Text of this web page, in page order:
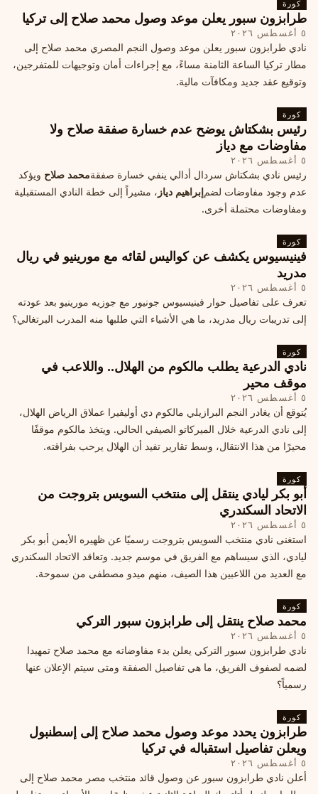
كورة
طرابزون سبور يعلن موعد وصول محمد صلاح إلى تركيا
٥ أغسطس ٢٠٢٦
نادي طرابزون سبور يعلن موعد وصول النجم المصري محمد صلاح إلى
مطار تركيا الساعة الثامنة مساءً، مع إجراءات أمان وتوجيهات للمتفرجين،
وتوقيع عقد جديد ومكافآت مالية.
كورة
رئيس بشكتاش يوضح عدم خسارة صفقة صلاح ولا
مفاوضات مع دياز
٥ أغسطس ٢٠٢٦
رئيس نادي بشكتاش سردال أدالي ينفي خسارة صفقةمحمد صلاح ويؤكد
عدم وجود مفاوضات لضمإبراهيم دياز ، مشيراً إلى خطة النادي المستقبلية
ومفاوضات محتملة أخرى.
كورة
فينيسيوس يكشف عن كواليس لقائه مع مورينيو في ريال
مدريد
٥ أغسطس ٢٠٢٦
تعرف على تفاصيل حوار فينيسيوس جونيور مع جوزيه مورينيو بعد عودته
إلى تدريبات ريال مدريد، ما هي الأشياء التي طلبها منه المدرب البرتغالي؟
كورة
نادي الدرعية يطلب مالكوم من الهلال.. واللاعب في
موقف محير
٥ أغسطس ٢٠٢٦
يُتوقع أن يغادر النجم البرازيلي مالكوم دي أوليفيرا عملاق الرياض الهلال،
إلى نادي الدرعية خلال الميركاتو الصيفي الحالي. ويتخذ مالكوم موقفًا
محيرًا من هذا الانتقال، وسط تقارير تفيد أن الهلال يرحب بفراقته.
كورة
أبو بكر ليادي ينتقل إلى منتخب السويس بتروجت من
الاتحاد السكندري
٥ أغسطس ٢٠٢٦
استغنى نادي منتخب السويس بتروجت رسميًا عن ظهيره الأيمن أبو بكر
ليادي، الذي سيساهم مع الفريق في موسم جديد. وتعاقد الاتحاد السكندري
مع العديد من اللاعبين هذا الصيف، منهم ميدو مصطفى من سموحة.
كورة
محمد صلاح ينتقل إلى طرابزون سبور التركي
٥ أغسطس ٢٠٢٦
نادي طرابزون سبور التركي يعلن بدء مفاوضاته مع محمد صلاح تمهيدا
لضمه لصفوف الفريق، ما هي تفاصيل الصفقة ومتى سيتم الإعلان عنها
رسمياً؟
كورة
طرابزون يحدد موعد وصول محمد صلاح إلى إسطنبول
ويعلن تفاصيل استقباله في تركيا
٥ أغسطس ٢٠٢٦
أعلن نادي طرابزون سبور عن وصول قائد منتخب مصر محمد صلاح إلى